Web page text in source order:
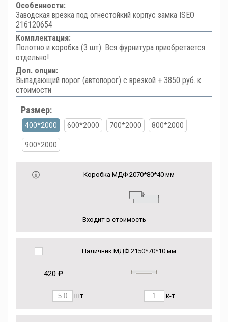
Особенности:
Заводская врезка под огнестойкий корпус замка ISEO
216120654
Комплектация:
Полотно и коробка (3 шт). Вся фурнитура приобретается
отдельно!
Доп. опции:
Выпадающий порог (автопорог) с врезкой + 3850 руб. к
стоимости
Размер:
400*2000 600*2000 700*2000 800*2000
900*2000
Коробка МДФ 2070*80*40 мм
Входит в стоимость
Наличник МДФ 2150*70*10 мм
420 ₽
шт. к-т